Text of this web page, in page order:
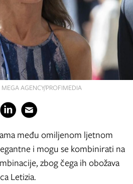
AGENCY/PROFIMEDIA
među omiljenom ljetnom
i mogu se kombinirati na
zbog čega ih obožava
Letizia.